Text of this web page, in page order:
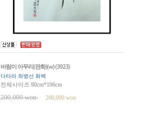
바람이 아무리(판화)(w) (3923)
다타라 최병선 화백
전체사이즈 80cm*106cm
200,000 won 200,000 won